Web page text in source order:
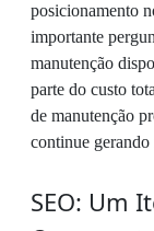
posicionamento
importante
manutenção
parte do custo
de manutenção
continue gerando
SEO: Um